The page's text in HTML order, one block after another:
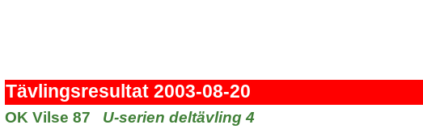
Tävlingsresultat 2003-08-20
OK Vilse 87 U-serien deltävling 4